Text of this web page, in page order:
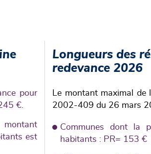
pour
€.
est
Longueurs des
redevance 2026
Le montant maximal de
2002-409 du 26 mars
Communes dont la
habitants : PR= 153 €